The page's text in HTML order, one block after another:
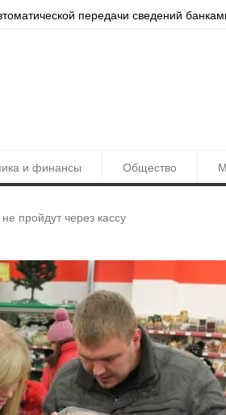
передачи сведений
и финансы Общество
пройдут через кассу